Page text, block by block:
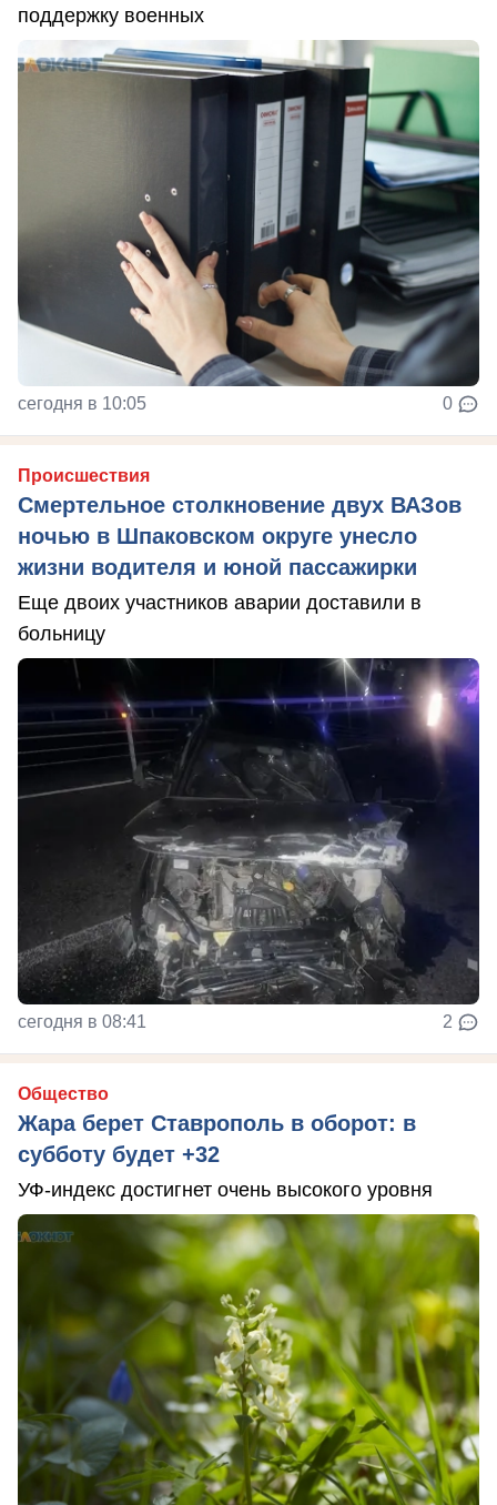
поддержку военных
сегодня в 10:05 0
Происшествия
Смертельное столкновение двух ВАЗов
ночью в Шпаковском округе унесло
жизни водителя и юной пассажирки
Еще двоих участников аварии доставили в
больницу
сегодня в 08:41 2
Общество
Жара берет Ставрополь в оборот: в
субботу будет +32
УФ-индекс достигнет очень высокого уровня